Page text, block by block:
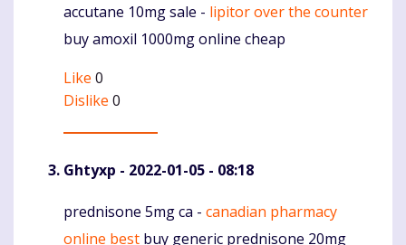
Komentaras
accutane 10mg sale - lipitor over the counter
buy amoxil 1000mg online cheap
Like 0
Dislike 0
Ghtyxp - 2022-01-05 - 08:18
Komentaras
prednisone 5mg ca - canadian pharmacy
online best buy generic prednisone 20mg